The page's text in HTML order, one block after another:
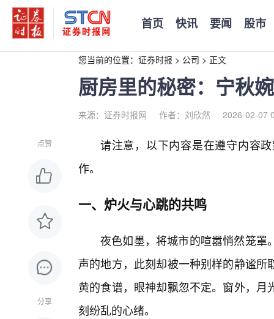
首页 快讯 要闻 股市
您当前的位置： 证券时报 > 公司 > 正文
厨房里的秘密：宁秋
来源：证券时报网 作者：刘欣然 2026-02-07
点赞
分享
请注意，以下内容是在遵守内容
作。
一、炉火与心跳的共鸣
夜色如墨，将城市的喧嚣悄然笼罩
声的地方，此刻却被一种别样的静谧
黄的食谱，眼神却飘忽不定。窗外，
刻纷乱的心绪。